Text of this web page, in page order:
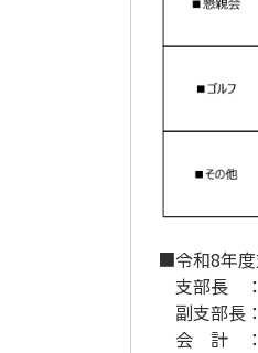
■令和8年
支部長
副支部長
会 計 ：